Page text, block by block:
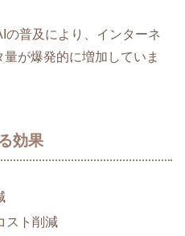
の普及により、インターネ
が爆発的に増加していま
効果
スト削減